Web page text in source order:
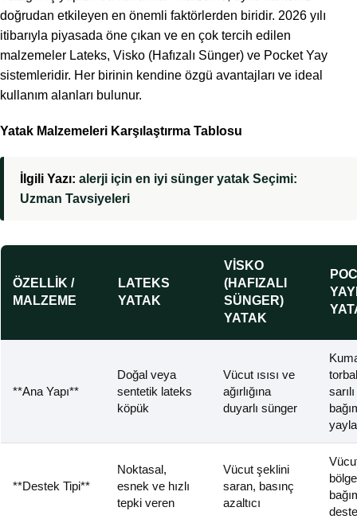
doğrudan etkileyen en önemli faktörlerden biridir. 2026 yılı
itibarıyla piyasada öne çıkan ve en çok tercih edilen
malzemeler Lateks, Visko (Hafızalı Sünger) ve Pocket Yay
sistemleridir. Her birinin kendine özgü avantajları ve ideal
kullanım alanları bulunur.
Yatak Malzemeleri Karşılaştırma Tablosu
İlgili Yazı: alerji için en iyi sünger yatak Seçimi:
Uzman Tavsiyeleri
ÖZELLIK /
MALZEME
LATEKS
YATAK
VISKO
(HAFIZALI
SÜNGER)
YATAK
**Ana Yapı**
Doğal veya
sentetik lateks
köpük
Vücut ısısı ve
ağırlığına
duyarlı sünger
sarılı
**Destek Tipi**
Noktasal,
esnek ve hızlı
tepki veren
Vücut şeklini
saran, basınç
azaltıcı